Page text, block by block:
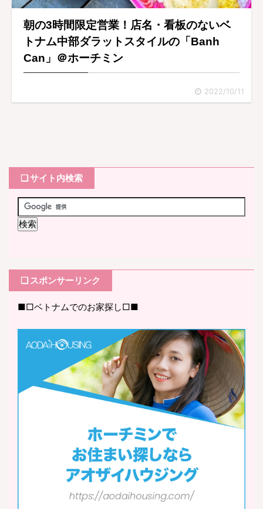
朝の3時間限定営業！店名・看板のないベ
トナム中部ダラットスタイルの「Banh
Can」＠ホーチミン
2022/10/11
❏ サイト内検索
❏ スポンサーリンク
■□ベトナムでのお家探し□■